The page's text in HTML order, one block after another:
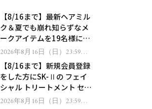
処！
【8/16まで】最新ヘアミル
ク＆夏でも崩れ知らずなメ
ークアイテムを19名様にプ
レゼント！
2026年8月16日（日）23:59ま
で【8/16まで】新規会員登録
をした方にSK-Ⅱの フェイ
シャル トリートメント セラ
ムをプレゼント！
2026年8月16日（日）23:59ま